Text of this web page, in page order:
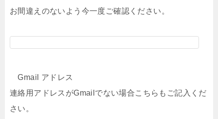
お間違えのないよう今一度ご確認ください。
Gmail アドレス
連絡用アドレスがGmailでない場合こちらもご記入くだ
さい。